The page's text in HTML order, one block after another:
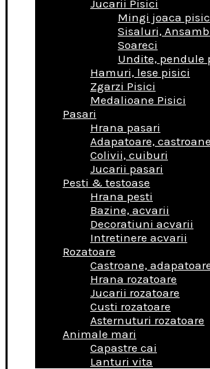
Jucarii Pisici
Mingi joaca
Sisaluri,
Soareci
Undite, pendule
Hamuri, lese pisici
Zgarzi Pisici
Medalioane Pisici
Pasari
Hrana pasari
Adapatoare,
Colivii, cuiburi
Jucarii pasari
Pesti & testoase
Hrana pesti
Bazine, acvarii
Decoratiuni acvarii
Intretinere acvarii
Rozatoare
Castroane,
Hrana rozatoare
Jucarii rozatoare
Custi rozatoare
Asternuturi rozatoare
Animale mari
Capastre cai
Lanturi vita